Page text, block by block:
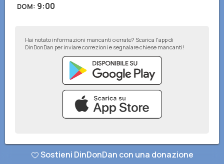
DOM: 9:00
Hai notato informazioni mancanti o errate? Scarica l'app di
DinDonDan per inviare correzioni e segnalare chiese mancanti!
© DinDonDan App 2026–Privacy Policy–Inserisci sul tuo sito web
Sostieni DinDonDan con una donazione